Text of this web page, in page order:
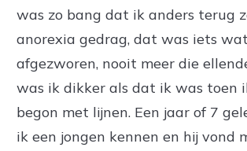
was zo bang dat ik anders terug
anorexia gedrag, dat was iets
afgezworen, nooit meer die
was ik dikker als dat ik was toen
begon met lijnen. Een jaar of 7
ik een jongen kennen en hij vond